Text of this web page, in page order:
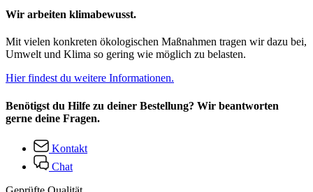
Wir arbeiten klimabewusst.
Mit vielen konkreten ökologischen Maßnahmen tragen wir dazu bei,
Umwelt und Klima so gering wie möglich zu belasten.
Hier findest du weitere Informationen.
Benötigst du Hilfe zu deiner Bestellung? Wir beantworten
gerne deine Fragen.
Kontakt
Chat